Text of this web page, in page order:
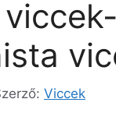
Viccek